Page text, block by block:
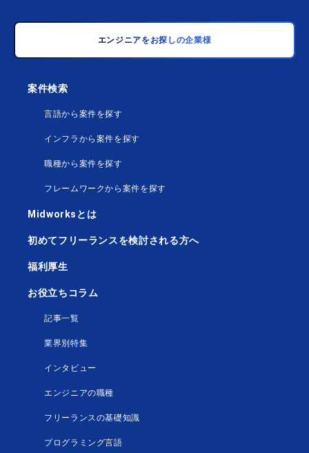
エンジニアをお探しの企業様
案件検索
言語から案件を探す
インフラから案件を探す
職種から案件を探す
フレームワークから案件を探す
Midworksとは
初めてフリーランスを検討される方へ
福利厚生
お役立ちコラム
記事一覧
業界別特集
インタビュー
エンジニアの職種
フリーランスの基礎知識
プログラミング言語